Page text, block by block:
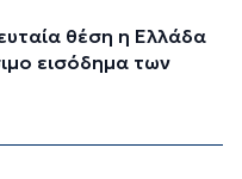
θέση η Ελλάδα
εισόδημα των